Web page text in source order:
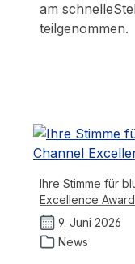
am
teilgenommen.
Ihre Stimme für
Excellence
9. Juni 2026
News